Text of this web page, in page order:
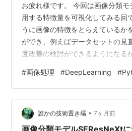
お疲れ様です。 今回は画像分類
用する特徴量を可視化してみる回
うに画像の特徴をとらえているか
ができ、例えばデータセットの見
度改善の検討ができるようになる
ルをまとめたリポジトリに残して
なら学習済みモデルを用意し、
main_inference_feature.pyを実行
きます。 github.com 処理内容 処
のような感じです。 データセッ
#画像処理 #DeepLearning #
誰かの技術置き場 • 7ヶ月前
画像分類モデルSEResNeXt